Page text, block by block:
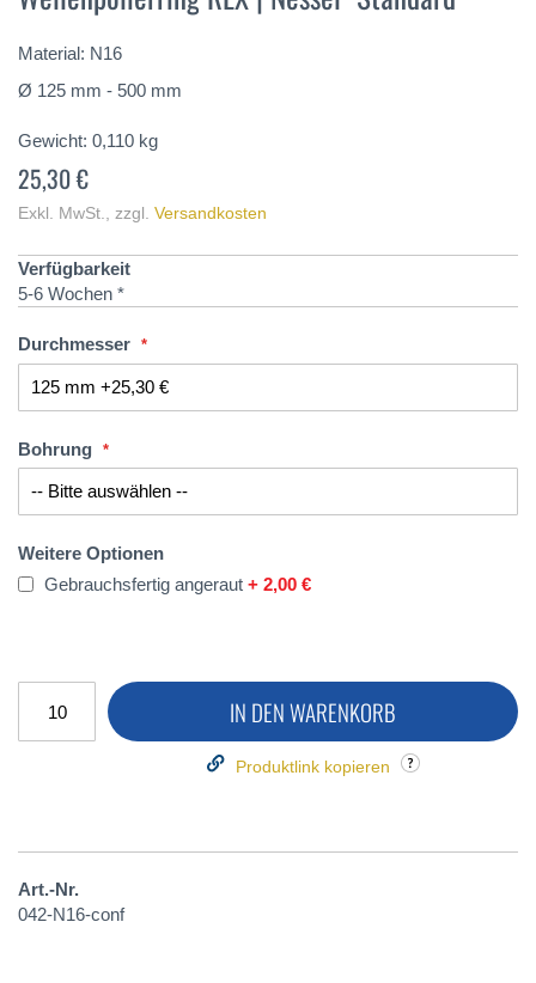
springen
Material: N16
Ø 125 mm - 500 mm
Gewicht: 0,110 kg
25,30 €
Exkl. MwSt., zzgl. Versandkosten
Verfügbarkeit
5-6 Wochen *
Durchmesser
Bohrung
Weitere Optionen
Gebrauchsfertig angeraut+2,00 €
IN DEN WARENKORB
Produktlink kopieren
Art.-Nr.
042-N16-conf